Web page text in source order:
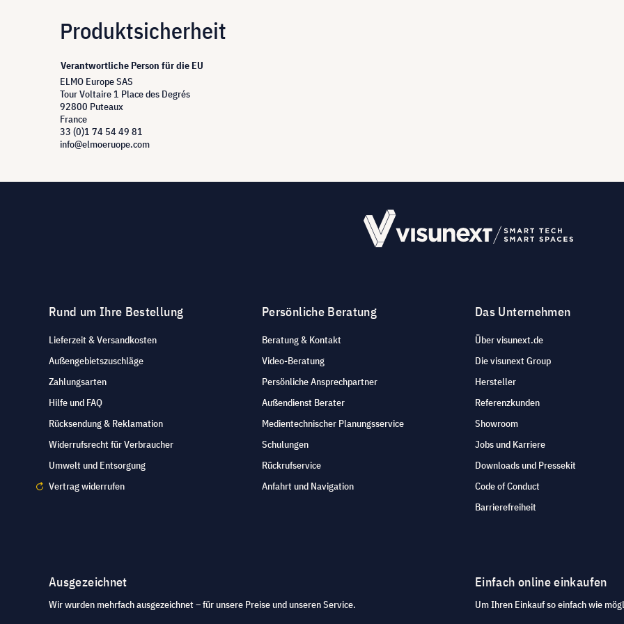
Produktsicherheit
Verantwortliche Person für die EU
ELMO Europe SAS
Tour Voltaire 1 Place des Degrés
92800 Puteaux
France
33 (0)1 74 54 49 81
info@elmoeruope.com
Rund um Ihre Bestellung
Lieferzeit & Versandkosten
Außengebietszuschläge
Zahlungsarten
Hilfe und FAQ
Rücksendung & Reklamation
Widerrufsrecht für Verbraucher
Umwelt und Entsorgung
Vertrag widerrufen
Persönliche Beratung
Beratung & Kontakt
Video-Beratung
Persönliche Ansprechpartner
Außendienst Berater
Medientechnischer Planungsservice
Schulungen
Rückrufservice
Anfahrt und Navigation
Das Unternehmen
Über visunext.de
Die visunext Group
Hersteller
Referenzkunden
Showroom
Jobs und Karriere
Downloads und Pressekit
Code of Conduct
Barrierefreiheit
Ausgezeichnet
Wir wurden mehrfach ausgezeichnet – für unsere Preise und unseren Service.
Einfach online einkaufen
Um Ihren Einkauf so einfach wie